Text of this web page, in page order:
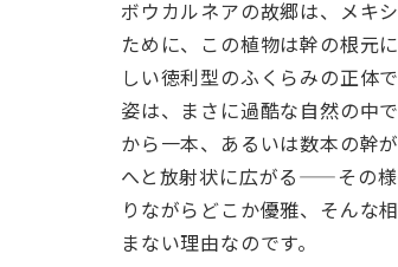
——
メ
キ
シ
コ
の
荒
野
が
ボウカルネアの故郷は、メキ
ために、この植物は幹の根元
しい徳利型のふくらみの正体
姿は、まさに過酷な自然の中
から一本、あるいは数本の幹
へと放射状に広がる——その様
りながらどこか優雅、そんな
まない理由なのです。